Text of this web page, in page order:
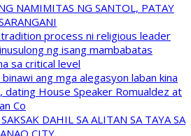
NAMIMITAS NG SANTOL, PATAY
process ni religious leader
ng isang mambabatas
sa critical level
ang mga alegasyon laban kina
dating House Speaker Romualdez at
Co
DAHIL SA ALITAN SA TAYA SA
CITY